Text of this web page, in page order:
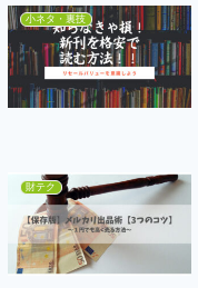
小ネタ・裏技
財テク